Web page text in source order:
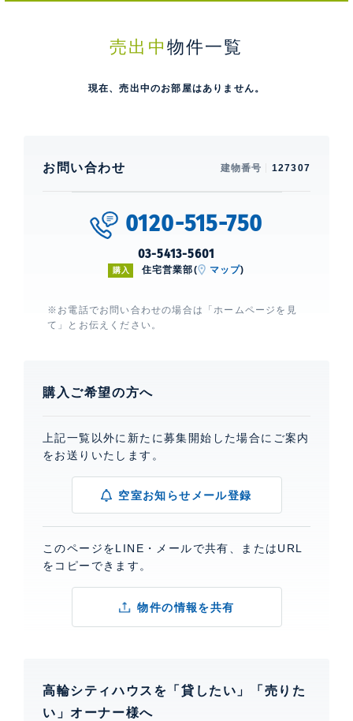
売出中 物件一覧
現在、売出中のお部屋はありません。
お問い合わせ 建物番号 127307
0120-515-750
03-5413-5601
購入 住宅営業部( マップ)
※お電話でお問い合わせの場合は「ホームページを見
て」とお伝えください。
購入ご希望の方へ
上記一覧以外に新たに募集開始した場合にご案内
をお送りいたします。
空室お知らせメール登録
このページをLINE・メールで共有、またはURL
をコピーできます。
物件の情報を共有
高輪シティハウスを「貸したい」「売りた
い」オーナー様へ